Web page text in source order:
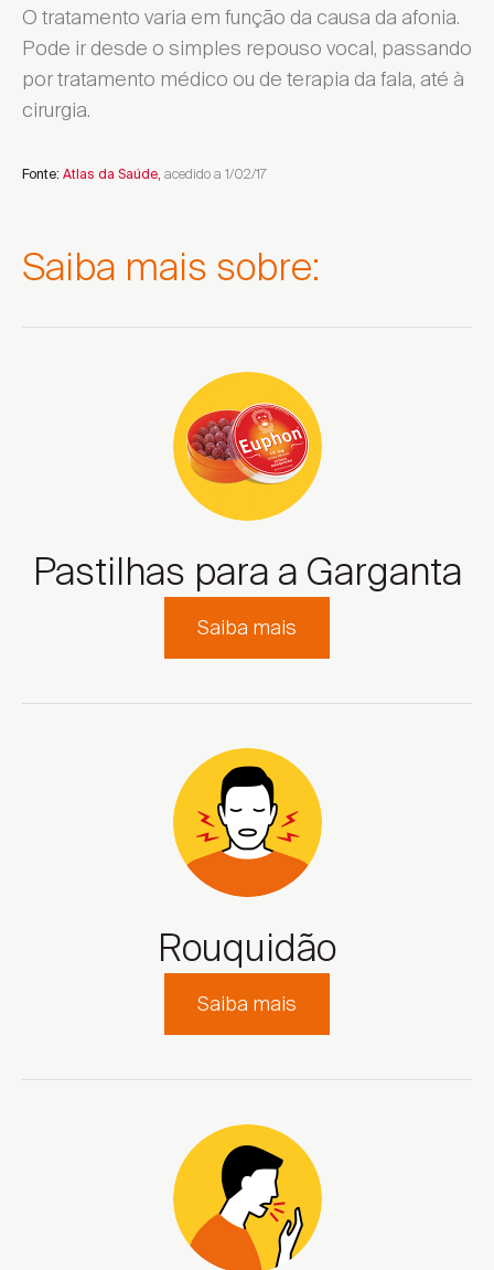
Encontrar local de venda
Escolher Distrito ...
O tratamento varia em função da causa da afonia.
Pode ir desde o simples repouso vocal, passando
por tratamento médico ou de terapia da fala, até à
cirurgia.
Fonte: Atlas da Saúde acedido a 1/02/17
Saiba mais sobre:
Pastilhas para a Garganta
Saiba mais
Rouquidão
Saiba mais